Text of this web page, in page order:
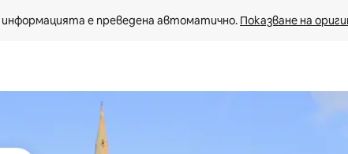
е преведена автоматично. Показване на